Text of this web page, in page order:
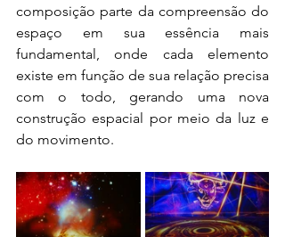
composição parte da compreensão do
espaço em sua essência mais
fundamental, onde cada elemento
existe em função de sua relação precisa
com o todo, gerando uma nova
construção espacial por meio da luz e
do movimento.